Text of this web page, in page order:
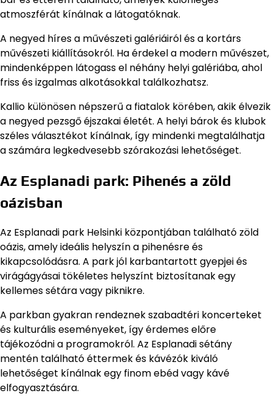
atmoszférát kínálnak a látogatóknak.
A negyed híres a művészeti galériáiról és a kortárs
művészeti kiállításokról. Ha érdekel a modern művészet,
mindenképpen látogass el néhány helyi galériába, ahol
friss és izgalmas alkotásokkal találkozhatsz.
Kallio különösen népszerű a fiatalok körében, akik élvezik
a negyed pezsgő éjszakai életét. A helyi bárok és klubok
széles választékot kínálnak, így mindenki megtalálhatja
a számára legkedvesebb szórakozási lehetőséget.
Az Esplanadi park: Pihenés a zöld
oázisban
Az Esplanadi park Helsinki központjában található zöld
oázis, amely ideális helyszín a pihenésre és
kikapcsolódásra. A park jól karbantartott gyepjei és
virágágyásai tökéletes helyszínt biztosítanak egy
kellemes sétára vagy piknikre.
A parkban gyakran rendeznek szabadtéri koncerteket
és kulturális eseményeket, így érdemes előre
tájékozódni a programokról. Az Esplanadi sétány
mentén található éttermek és kávézók kiváló
lehetőséget kínálnak egy finom ebéd vagy kávé
elfogyasztására.